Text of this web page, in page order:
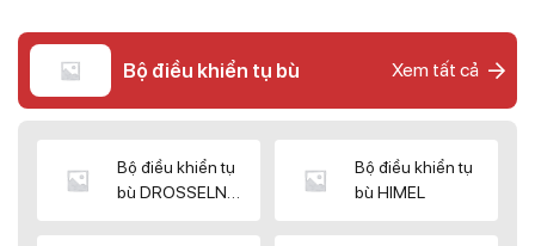
Bộ điều khiển tụ bù Xem tất cả
Bộ điều khiển tụ
bù DROSSELN
Bộ điều khiển tụ
bù HIMEL